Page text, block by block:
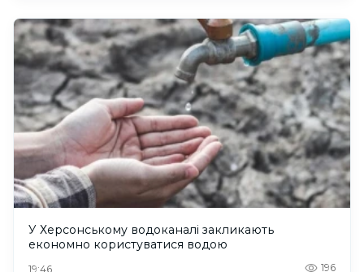
У Херсонському водоканалі закликають
економно користуватися водою
19:46 196